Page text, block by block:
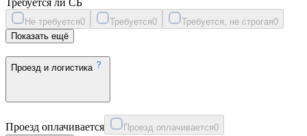
Требуется ли СБ
Не требуется0 Требуется0 Требуется, не строгая0
Показать ещё
Проезд и логистика
Проезд оплачивается Проезд оплачивается0